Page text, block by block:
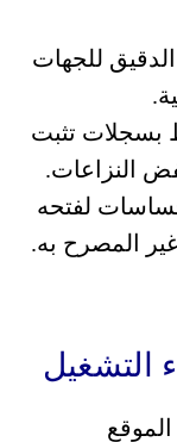
للجهات
بسجلات تثبت
النزاعات.
لفتحه
غير المصرح به.
التشغيل